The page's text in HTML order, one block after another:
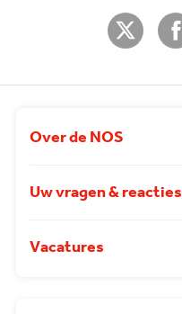
Over de NOS
Uw vragen & reacties
Vacatures